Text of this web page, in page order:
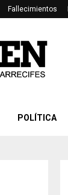
Fallecimientos
POLÍTICA